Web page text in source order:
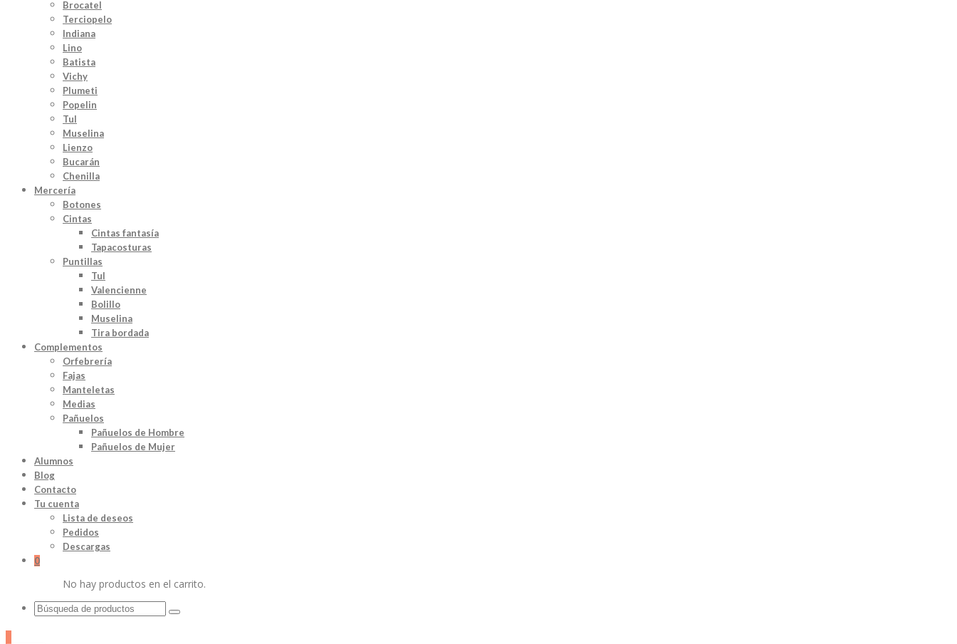
Brocatel
Terciopelo
Indiana
Lino
Batista
Vichy
Plumeti
Popelin
Tul
Muselina
Lienzo
Bucarán
Chenilla
Mercería
Botones
Cintas
Cintas fantasía
Tapacosturas
Puntillas
Tul
Valencienne
Bolillo
Muselina
Tira bordada
Complementos
Orfebrería
Fajas
Manteletas
Medias
Pañuelos
Pañuelos de Hombre
Pañuelos de Mujer
Alumnos
Blog
Contacto
Tu cuenta
Lista de deseos
Pedidos
Descargas
0
No hay productos en el carrito.
Buscar